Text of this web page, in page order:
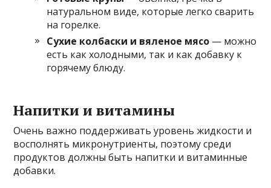
натуральном виде, которые легко сварить
на горелке.
Сухие колбаски и вяленое мясо — можно
есть как холодными, так и как добавку к
горячему блюду.
Напитки и витамины
Очень важно поддерживать уровень жидкости и
восполнять микронутриенты, поэтому среди
продуктов должны быть напитки и витаминные
добавки.